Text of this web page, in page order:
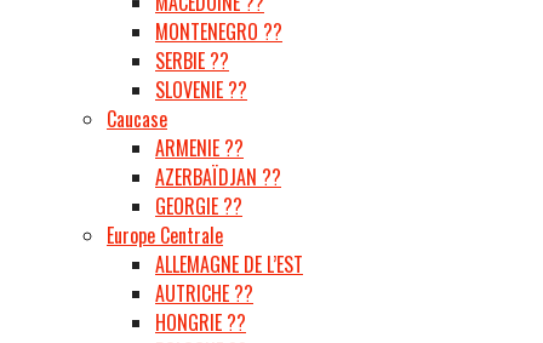
MONTENEGRO ??
SERBIE ??
SLOVENIE ??
Caucase
ARMENIE ??
AZERBAÏDJAN ??
GEORGIE ??
Europe Centrale
ALLEMAGNE DE L’EST
AUTRICHE ??
HONGRIE ??